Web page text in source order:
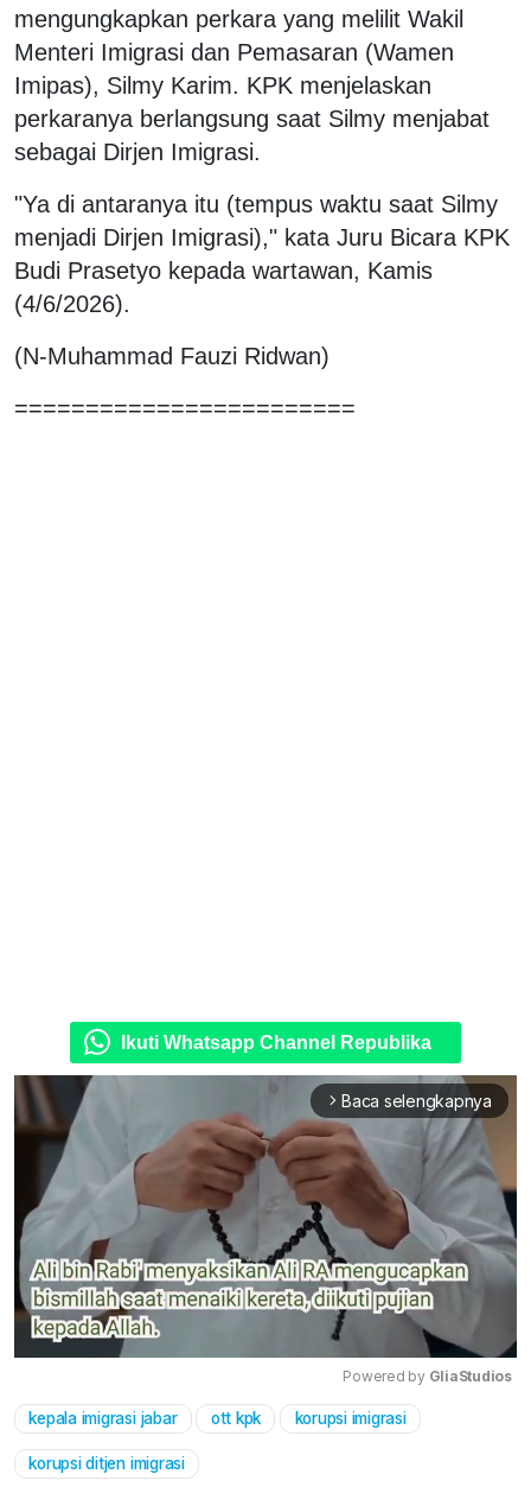
mengungkapkan perkara yang melilit Wakil
Menteri Imigrasi dan Pemasaran (Wamen
Imipas), Silmy Karim. KPK menjelaskan
perkaranya berlangsung saat Silmy menjabat
sebagai Dirjen Imigrasi.
"Ya di antaranya itu (tempus waktu saat Silmy
menjadi Dirjen Imigrasi)," kata Juru Bicara KPK
Budi Prasetyo kepada wartawan, Kamis
(4/6/2026).
(N-Muhammad Fauzi Ridwan)
========================
Ikuti Whatsapp Channel Republika
arrow_forward_ios Baca selengkapnya
Powered by GliaStudios
kepala imigrasi jabar ott kpk korupsi imigrasi
korupsi ditjen imigrasi